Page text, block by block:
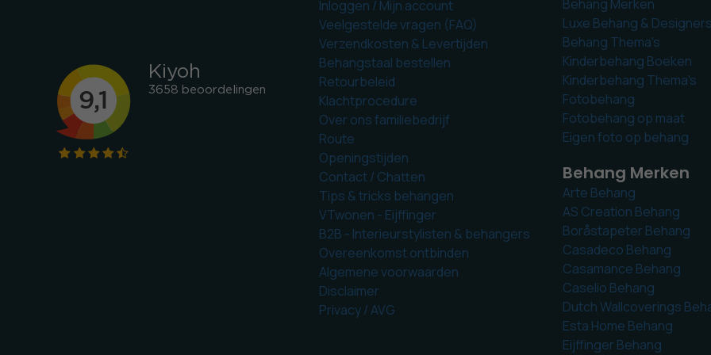
Inloggen / Mijn account
Veelgestelde vragen (FAQ)
Verzendkosten & Levertijden
Behangstaal bestellen
Retourbeleid
Klachtprocedure
Over ons familiebedrijf
Route
Openingstijden
Contact / Chatten
Tips & tricks behangen
VTwonen - Eijffinger
B2B - Interieurstylisten & behangers
Overeenkomst ontbinden
Algemene voorwaarden
Disclaimer
Privacy / AVG
Behang Merken
Luxe Behang & Designers
Behang Thema's
Kinderbehang Boeken
Kinderbehang Thema's
Fotobehang
Fotobehang op maat
Eigen foto op behang
Behang Merken
Arte Behang
AS Creation Behang
Boråstapeter Behang
Casadeco Behang
Casamance Behang
Caselio Behang
Dutch Wallcoverings
Esta Home Behang
Eijffinger Behang